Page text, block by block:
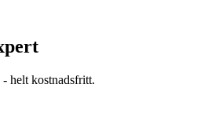
helt kostnadsfritt.